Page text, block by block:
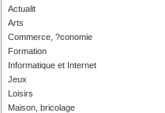
Actualit
Arts
Commerce, ?conomie
Formation
Informatique et Internet
Jeux
Loisirs
Maison, bricolage